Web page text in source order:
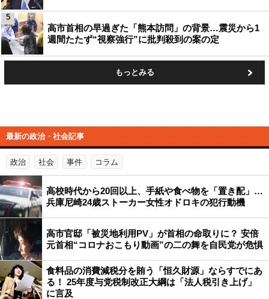
高市首相の早過ぎた「熊本訪問」の背景…震災から1
週間たたず“視察強行”に批判殺到の案の定
5
もっとみる
最新の政治・社会記事
政治 社会 事件 コラム
高校時代から20回以上、手紙や食べ物を「置き配」…
兵庫尼崎24歳ストーカー女性オドロキの犯行動機
高市官邸「被災地利用PV」が首相の命取りに？ 安倍
元首相“コロナおこもり動画”の二の舞を自民党が危惧
食料品の消費減税分を賄う「恒久財源」ならすでにあ
る！ 25年度与党税制改正大綱は「法人税引き上げ」
に言及